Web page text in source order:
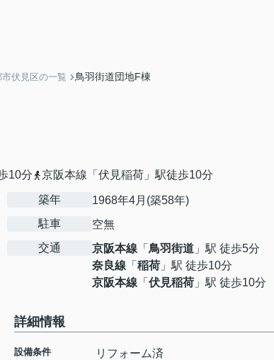
市伏見区の一覧 鳥羽街道団地F棟
10分 京阪本線「伏見稲荷」駅徒歩10分
築年
1968年4月(築58年)
駐車
空無
交通
京阪本線 「 鳥羽街道 」駅 徒歩5分
奈良線 「 稲荷 」駅 徒歩10分
京阪本線 「 伏見稲荷 」駅 徒歩10分
詳細情報
設備条件
リフォーム済